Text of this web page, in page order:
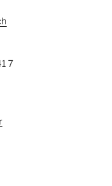
7